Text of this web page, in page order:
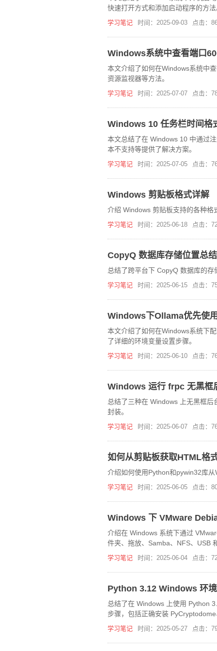
快速打开方式和添加启动程序的方
学习笔记 时间：2025-09-03 点击：
Windows系统中查看端口
本文介绍了如何在Windows系统中
资源监视器等方法。
学习笔记 时间：2025-07-07 点击：
Windows 10 任务栏时间格
本文总结了在 Windows 10 中通过
本不支持等提供了解决方案。
学习笔记 时间：2025-07-05 点击：
Windows 剪贴板格式详解
介绍 Windows 剪贴板支持的各种
学习笔记 时间：2025-06-18 点击：
CopyQ 数据库存储位置总结
总结了跨平台下 CopyQ 数据库的
学习笔记 时间：2025-06-15 点击：
Windows下Ollama优先使
本文介绍了如何在Windows系统下
了详细的环境变量设置步骤。
学习笔记 时间：2025-06-10 点击：
Windows 运行 frpc 无黑框
总结了三种在 Windows 上无黑框
封装。
学习笔记 时间：2025-06-07 点击：
如何从剪贴板获取HTML格
介绍如何使用Python和pywin32库
学习笔记 时间：2025-06-05 点击：
Windows 下 VMware
介绍在 Windows 系统下通过
件夹、拖放、Samba、NFS、USB
学习笔记 时间：2025-06-04 点击：
Python 3.12 Windows 环
总结了在 Windows 上使用 Python
步骤，包括正确安装
学习笔记 时间：2025-05-27 点击：